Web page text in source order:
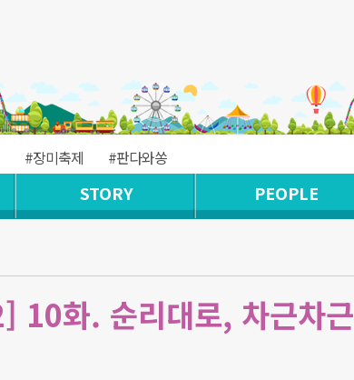
#장미축제 #판다와쏭
STORY PEOPLE
10화. 순리대로, 차근차근